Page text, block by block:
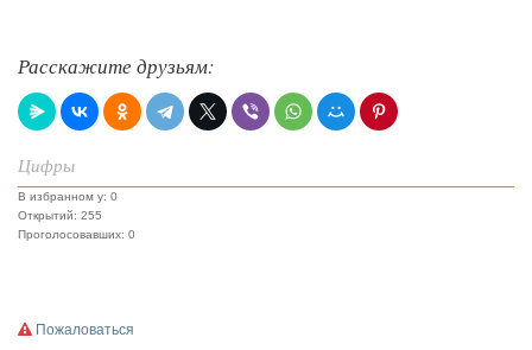
Расскажите друзьям:
Цифры
В избранном у: 0
Открытий: 255
Проголосовавших: 0
Пожаловаться